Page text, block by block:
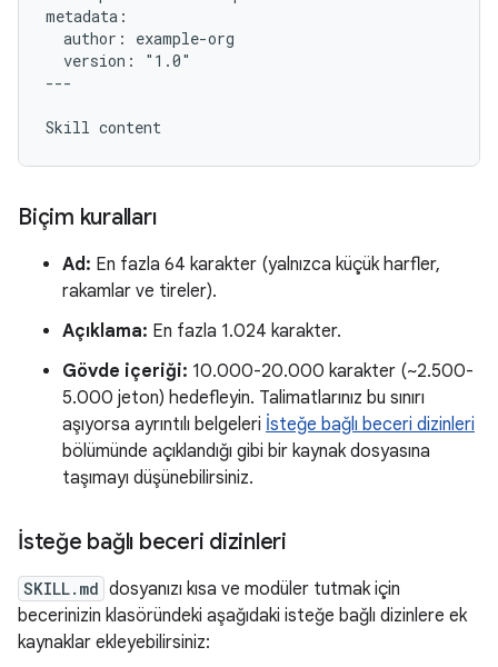
metadata:
  author: example-org
  version: "1.0"
---
Biçim kuralları
Ad: En fazla 64 karakter (yalnızca küçük harfler,
rakamlar ve tireler).
Açıklama: En fazla 1.024 karakter.
Gövde içeriği: 10.000-20.000 karakter (~2.500-
5.000 jeton) hedefleyin. Talimatlarınız bu sınırı
aşıyorsa ayrıntılı belgeleri İsteğe bağlı beceri dizinleri
bölümünde açıklandığı gibi bir kaynak dosyasına
taşımayı düşünebilirsiniz.
İsteğe bağlı beceri dizinleri
SKILL.md dosyanızı kısa ve modüler tutmak için
becerinizin klasöründeki aşağıdaki isteğe bağlı dizinlere ek
kaynaklar ekleyebilirsiniz: